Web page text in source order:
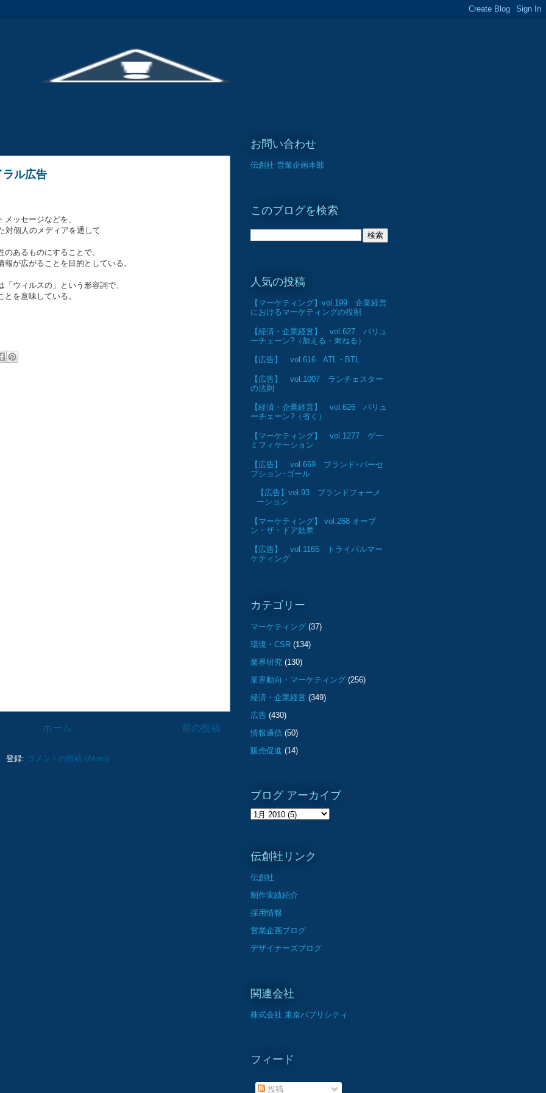
ル広告
ッセージなどを、
個人のメディアを通して
るものにすることで、
広がることを目的としている。
ィルスの」という形容詞で、
を意味している。
前の投稿
ホーム
登録: コメントの投稿 (Atom)
お問い合わせ
伝創社 営業企画本部
このブログを検索
人気の投稿
【マーケティング】vol.199 企業経営
におけるマーケティングの役割
【経済・企業経営】 vol.627 バリュ
ーチェーン?（加える・束ねる）
【広告】 vol.616 ATL・BTL
【広告】 vol.1007 ランチェスター
の法則
【経済・企業経営】 vol.626 バリュ
ーチェーン?（省く）
【マーケティング】 vol.1277 ゲー
ミフィケーション
【広告】 vol.669 ブランド･パーセ
プション･ゴール
【広告】vol.93 ブランドフォーメ
ーション
【マーケティング】 vol.268 オープ
ン・ザ・ドア効果
【広告】 vol.1165 トライバルマー
ケティング
カテゴリー
マーケティング (37)
環境・CSR (134)
業界研究 (130)
業界動向・マーケティング (256)
経済・企業経営 (349)
広告 (430)
情報通信 (50)
販売促進 (14)
ブログ アーカイブ
伝創社リンク
伝創社
制作実績紹介
採用情報
営業企画ブログ
デザイナーズブログ
関連会社
株式会社 東京パブリシティ
フィード
投稿